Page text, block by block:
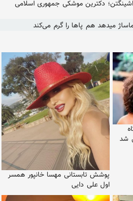
دکترین موشکی جمهوری اسلامی
میدهد هم پاها را گرم می‌کند
پوشش تابستانی مهسا خانپور همسر
اول علی دایی
شد